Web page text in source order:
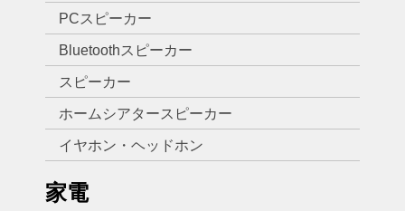
PCスピーカー
Bluetoothスピーカー
スピーカー
ホームシアタースピーカー
イヤホン・ヘッドホン
家電